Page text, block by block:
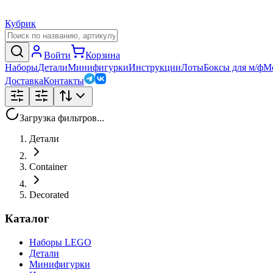
Кубрик
Войти
Корзина
НаборыДеталиМинифигуркиИнструкцииЛотыБоксы для м/ф
ДоставкаКонтакты
Загрузка фильтров...
Детали
Container
Decorated
Каталог
Наборы LEGO
Детали
Минифигурки